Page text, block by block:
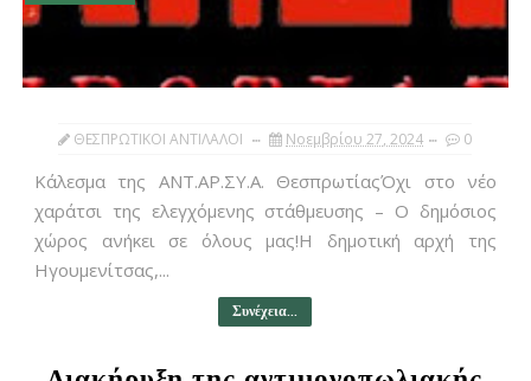
ΘΕΣΠΡΩΤΙΚΟΙ ΑΝΤΙΛΑΛΟΙ Νοεμβρίου 27, 2024 0
Κάλεσμα της ΑΝΤ.ΑΡ.ΣΥ.Α. ΘεσπρωτίαςΌχι στο νέο
χαράτσι της ελεγχόμενης στάθμευσης – Ο δημόσιος
χώρος ανήκει σε όλους μας!Η δημοτική αρχή της
Ηγουμενίτσας,...
Συνέχεια...